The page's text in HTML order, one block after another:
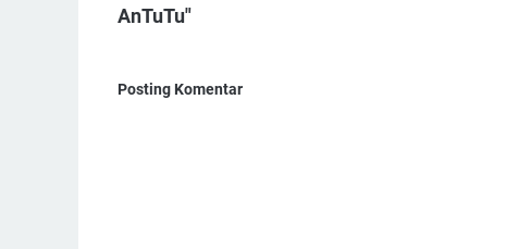
AnTuTu"
Posting Komentar